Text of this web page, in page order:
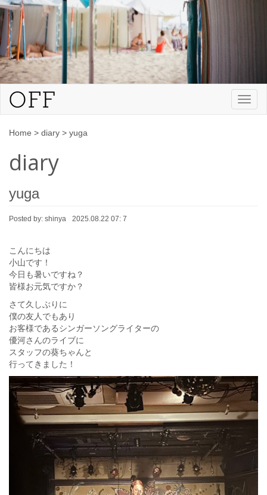
Home > diary > yuga
diary
yuga
Posted by: shinya 2025.08.22 07: 7
こんにちは
小山です！
今日も暑いですね？
皆様お元気ですか？
さて久しぶりに
僕の友人でもあり
お客様であるシンガーソングライターの
優河さんのライブに
スタッフの葵ちゃんと
行ってきました！